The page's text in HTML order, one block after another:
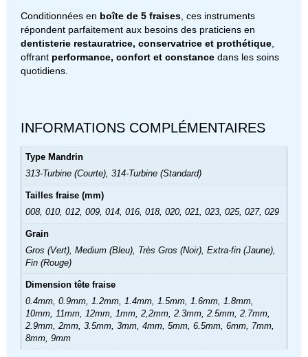
Conditionnées en boîte de 5 fraises, ces instruments
répondent parfaitement aux besoins des praticiens en
dentisterie restauratrice, conservatrice et prothétique,
offrant performance, confort et constance dans les soins
quotidiens.
INFORMATIONS COMPLÉMENTAIRES
Type Mandrin
313-Turbine (Courte), 314-Turbine (Standard)
Tailles fraise (mm)
008, 010, 012, 009, 014, 016, 018, 020, 021, 023, 025, 027, 029
Grain
Gros (Vert), Medium (Bleu), Très Gros (Noir), Extra-fin (Jaune),
Fin (Rouge)
Dimension tête fraise
0.4mm, 0.9mm, 1.2mm, 1.4mm, 1.5mm, 1.6mm, 1.8mm,
10mm, 11mm, 12mm, 1mm, 2,2mm, 2.3mm, 2.5mm, 2.7mm,
2.9mm, 2mm, 3.5mm, 3mm, 4mm, 5mm, 6.5mm, 6mm, 7mm,
8mm, 9mm